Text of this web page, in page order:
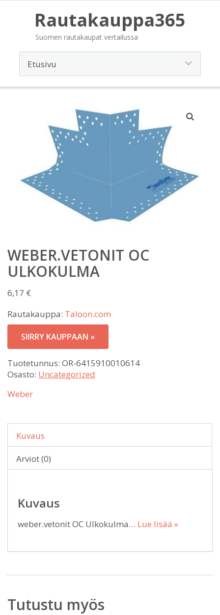
Rautakauppa365
Suomen rautakaupat vertailussa
WEBER.VETONIT OC
ULKOKULMA
6,17 €
Rautakauppa: Taloon.com
SIIRRY KAUPPAAN »
Tuotetunnus: OR-6415910010614
Osasto: Uncategorized
Weber
Kuvaus
Arviot (0)
Kuvaus
weber.vetonit OC Ulkokulma… Lue lisää »
Tutustu myös